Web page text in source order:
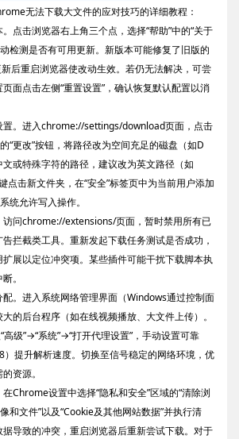
无法下载大文件的应对技巧的详细教程：
点击浏览器右上角三个点，选择“帮助”中的“关于
检测是否有可用更新。新版本可能修复了旧版的
后重启浏览器使改动生效。若仍无法解决，可尝
面点击左侧“重置设置”，确认恢复默认配置以消
置。进入chrome://settings/download页面，点击
“更改”按钮，将路径改为空间充足的磁盘（如D
或特殊字符的路径，建议改为英文路径（如
点击新文件夹，在“安全”标签页中为当前用户添加
统允许写入操作。
访问chrome://extensions/页面，暂时禁用所有已
拦截类工具。重新发起下载任务测试是否成功，
展以定位冲突项。某些插件可能干扰下载脚本执
。
。进入系统网络管理界面（Windows通过控制面
的后台程序（如在线视频播放、大文件上传）。
级”→“系统”→“打开代理设置”，手动设置可靠
）提升解析速度。切换至信号稳定的网络环境，优
资源。
Chrome设置中选择“隐私和安全”区域的“清除浏
和文件”以及“Cookie及其他网站数据”并执行清
导致的冲突，重启浏览器后重新尝试下载。对于